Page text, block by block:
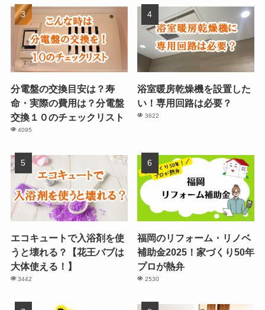
分電盤の交換目安は？寿
命・実際の費用は？分電盤
交換１０のチェックリスト
4095
浴室暖房乾燥機を設置した
い！専用回路は必要？
3622
エコキュートで入浴剤を使
うと壊れる？【花王バブは
大体使える！】
3442
福岡のリフォーム・リノベ
補助金2025！家づくり50年
プロが熱弁
2530